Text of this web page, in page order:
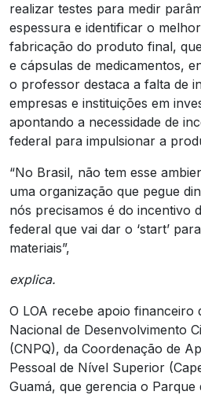
realizar testes para medir
espessura e identificar o
fabricação do produto final,
e cápsulas de medicamentos,
o professor destaca a falta de
empresas e instituições em
apontando a necessidade de
federal para impulsionar a
“No Brasil, não tem esse
uma organização que pegue
nós precisamos é do incentivo
federal que vai dar o ‘start’
materiais”,
explica.
O LOA recebe apoio financeiro
Nacional de Desenvolvimento
(CNPQ), da Coordenação de
Pessoal de Nível Superior
Guamá, que gerencia o Parque